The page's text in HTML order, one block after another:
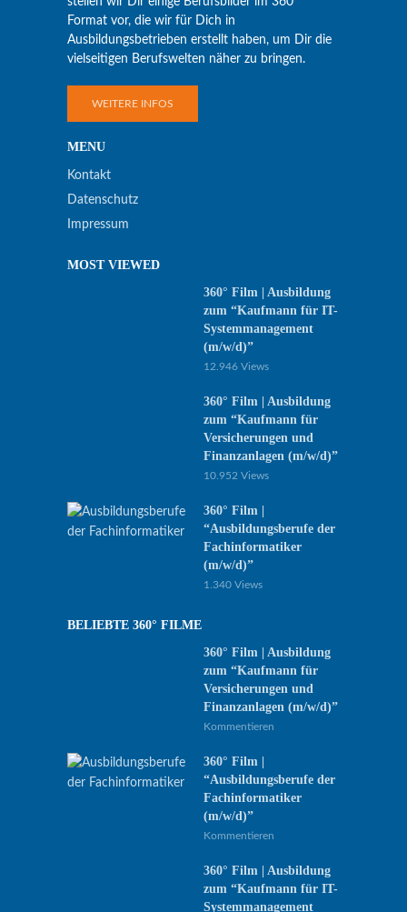
Format vor, die wir für Dich in
Ausbildungsbetrieben erstellt haben, um Dir die
vielseitigen Berufswelten näher zu bringen.
WEITERE INFOS
MENU
Kontakt
Datenschutz
Impressum
MOST VIEWED
360° Film | Ausbildung
zum “Kaufmann für IT-
Systemmanagement
(m/w/d)”
12.946 Views
360° Film | Ausbildung
zum “Kaufmann für
Versicherungen und
Finanzanlagen (m/w/d)”
10.952 Views
360° Film |
“Ausbildungsberufe der
Fachinformatiker
(m/w/d)”
1.340 Views
BELIEBTE 360° FILME
360° Film | Ausbildung
zum “Kaufmann für
Versicherungen und
Finanzanlagen (m/w/d)”
Kommentieren
360° Film |
“Ausbildungsberufe der
Fachinformatiker
(m/w/d)”
Kommentieren
360° Film | Ausbildung
zum “Kaufmann für IT-
Systemmanagement